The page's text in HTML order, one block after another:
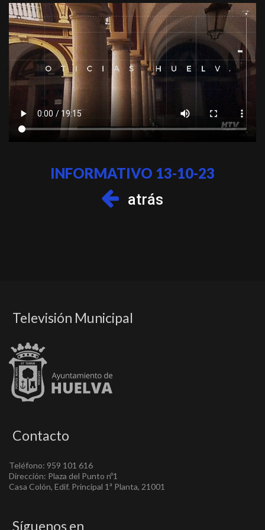
INFORMATIVO 13-10-23
atrás
Televisión Municipal
Contacto
Teléfono: 959 101 616
Dirección: Plaza del Punto nº1
Casa Colón, Edif. Principal 1ª Planta, 21001
Síguenos en